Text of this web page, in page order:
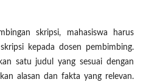
skripsi, mahasiswa harus
kepada dosen pembimbing.
satu judul yang sesuai dengan
alasan dan fakta yang relevan.